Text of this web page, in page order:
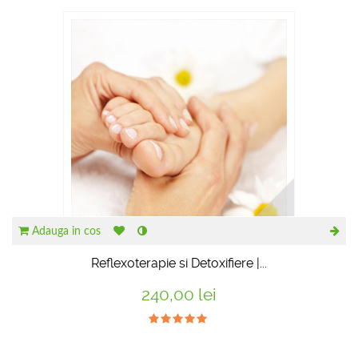
Adauga in cos
Reflexoterapie si Detoxifiere |...
240,00 lei